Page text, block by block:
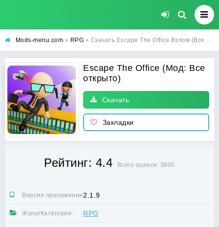
Mods-menu.com » RPG » Скачать Escape The Office Взлом (Все открыто) на андроид бесплатно
Escape The Office (Мод: Все
открыто)
Скачать
Закладки
Рейтинг: 4.4 Всего оценок: 3900
Версия приложения:2.1.9
Жанр/Категория: RPG